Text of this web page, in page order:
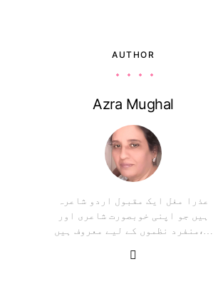
AUTHOR
Azra Mughal
عذرا مغل ایک مقبول اردو شاعرہ
ہیں جو اپنی خوبصورت شاعری اور
منفرد نظموں کے لیے معروف ہیں،…